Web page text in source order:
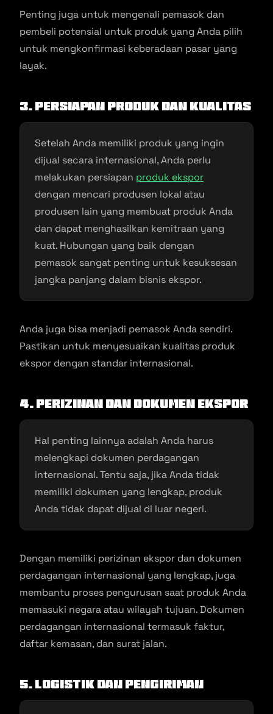
Penting juga untuk mengenali pemasok dan
pembeli potensial untuk produk yang Anda pilih
untuk mengkonfirmasi keberadaan pasar yang
layak.
3. Persiapan Produk dan Kualitas
Setelah Anda memiliki produk yang ingin
dijual secara internasional, Anda perlu
melakukan persiapan produk ekspor
dengan mencari produsen lokal atau
produsen lain yang membuat produk Anda
dan dapat menghasilkan kemitraan yang
kuat. Hubungan yang baik dengan
pemasok sangat penting untuk kesuksesan
jangka panjang dalam bisnis ekspor.
Anda juga bisa menjadi pemasok Anda sendiri.
Pastikan untuk menyesuaikan kualitas produk
ekspor dengan standar internasional.
4. Perizinan dan Dokumen Ekspor
Hal penting lainnya adalah Anda harus
melengkapi dokumen perdagangan
internasional. Tentu saja, jika Anda tidak
memiliki dokumen yang lengkap, produk
Anda tidak dapat dijual di luar negeri.
Dengan memiliki perizinan ekspor dan dokumen
perdagangan internasional yang lengkap, juga
membantu proses pengurusan saat produk Anda
memasuki negara atau wilayah tujuan. Dokumen
perdagangan internasional termasuk faktur,
daftar kemasan, dan surat jalan.
5. Logistik dan Pengiriman